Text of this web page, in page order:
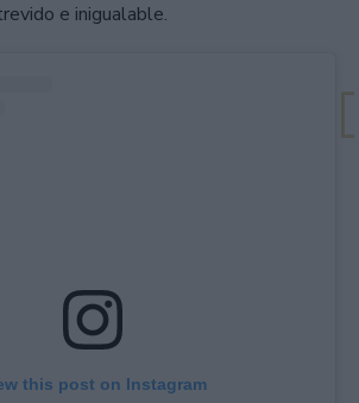
e inigualable.
this post on Instagram